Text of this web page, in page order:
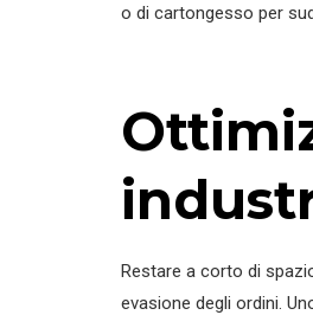
o di cartongesso per
Restare a corto di
evasione degli ordini.